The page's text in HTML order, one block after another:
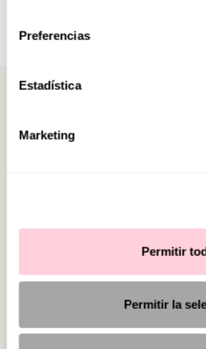
Preferencias
Estadística
Marketing
Permitir
Permitir la
BESOIN